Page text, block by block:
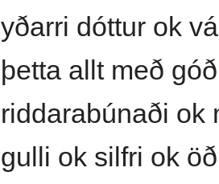
yðarri dóttur ok
þetta allt með
riddarabúnaði ok
gulli ok silfri ok